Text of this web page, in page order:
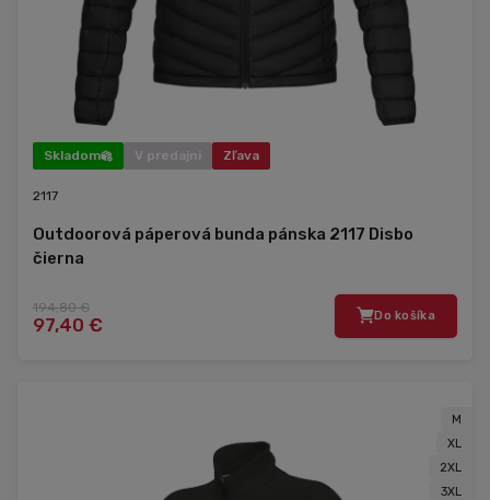
Skladom V predajni Zľava
2117
Outdoorová páperová bunda pánska 2117 Disbo
čierna
194,80 €
97,40 € Do košíka
M
XL
2XL
3XL